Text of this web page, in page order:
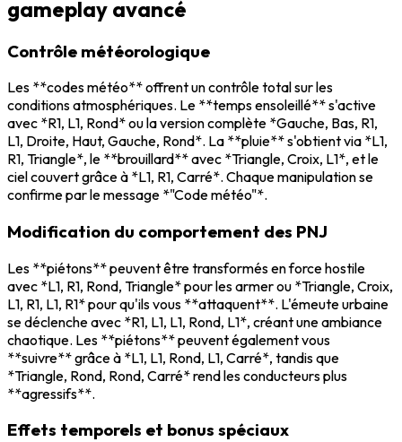
gameplay avancé
Contrôle météorologique
Les **codes météo** offrent un contrôle total sur les
conditions atmosphériques. Le **temps ensoleillé** s'active
avec *R1, L1, Rond* ou la version complète *Gauche, Bas, R1,
L1, Droite, Haut, Gauche, Rond*. La **pluie** s'obtient via *L1,
R1, Triangle*, le **brouillard** avec *Triangle, Croix, L1*, et le
ciel couvert grâce à *L1, R1, Carré*. Chaque manipulation se
confirme par le message *"Code météo"*.
Modification du comportement des PNJ
Les **piétons** peuvent être transformés en force hostile
avec *L1, R1, Rond, Triangle* pour les armer ou *Triangle, Croix,
L1, R1, L1, R1* pour qu'ils vous **attaquent**. L'émeute urbaine
se déclenche avec *R1, L1, L1, Rond, L1*, créant une ambiance
chaotique. Les **piétons** peuvent également vous
**suivre** grâce à *L1, L1, Rond, L1, Carré*, tandis que
*Triangle, Rond, Rond, Carré* rend les conducteurs plus
**agressifs**.
Effets temporels et bonus spéciaux